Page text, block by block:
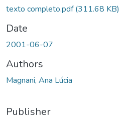
texto completo.pdf(311.68 KB)
Date
2001-06-07
Authors
Magnani, Ana Lúcia
Publisher